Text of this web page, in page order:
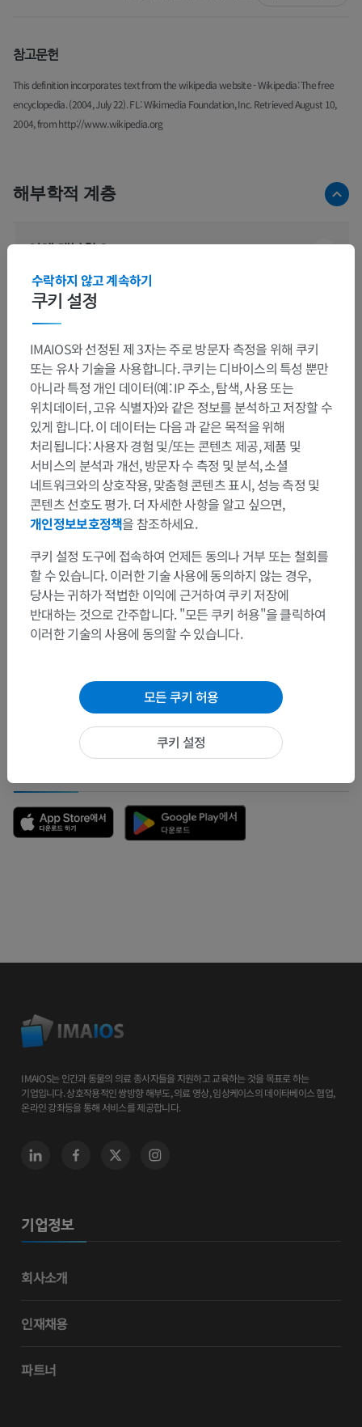
참고문헌
This definition incorporates text from the wikipedia website - Wikipedia: The free
encyclopedia. (2004, July 22). FL: Wikimedia Foundation, Inc. Retrieved August 10,
2004, from http://www.wikipedia.org
해부학적 계층
인체 해부학 2
인체 해부학 1
앞뇌; 전뇌> 사이뇌; 중뇌> 시상> 시상백색질>
유두시상다발
하위 구조:이 부위는 하위 해부 구조가 없습니다
인체 신경 해부학
번역
문제를 발견하셨나요?
연락 주세요.
문제 보고
IMAIOS는 인간과 동물의 의료 종사자들을 지원하고 교육하는 것을 목표로 하는
기업입니다. 상호작용적인 쌍방향 해부도, 의료 영상, 임상케이스의 데이타베이스 협업,
온라인 강좌등을 통해 서비스를 제공합니다.
기업정보
회사소개
인재채용
파트너
쿠키 설정
수락하지 않고 계속하기
IMAIOS와 선정된 제 3자는 주로 방문자 측정을 위해 쿠키
또는 유사 기술을 사용합니다. 쿠키는 디바이스의 특성 뿐만
아니라 특정 개인 데이터(예: IP 주소, 탐색, 사용 또는
위치데이터, 고유 식별자)와 같은 정보를 분석하고 저장할 수
있게 합니다. 이 데이터는 다음 과 같은 목적을 위해
처리됩니다: 사용자 경험 및/또는 콘텐츠 제공, 제품 및
서비스의 분석과 개선, 방문자 수 측정 및 분석, 소셜
네트워크와의 상호작용, 맞춤형 콘텐츠 표시, 성능 측정 및
콘텐츠 선호도 평가. 더 자세한 사항을 알고 싶으면,
개인정보보호정책을 참조하세요.
쿠키 설정 도구에 접속하여 언제든 동의나 거부 또는 철회를
할 수 있습니다. 이러한 기술 사용에 동의하지 않는 경우,
당사는 귀하가 적법한 이익에 근거하여 쿠키 저장에
반대하는 것으로 간주합니다. "모든 쿠키 허용"을 클릭하여
이러한 기술의 사용에 동의할 수 있습니다.
모든 쿠키 허용
쿠키 설정